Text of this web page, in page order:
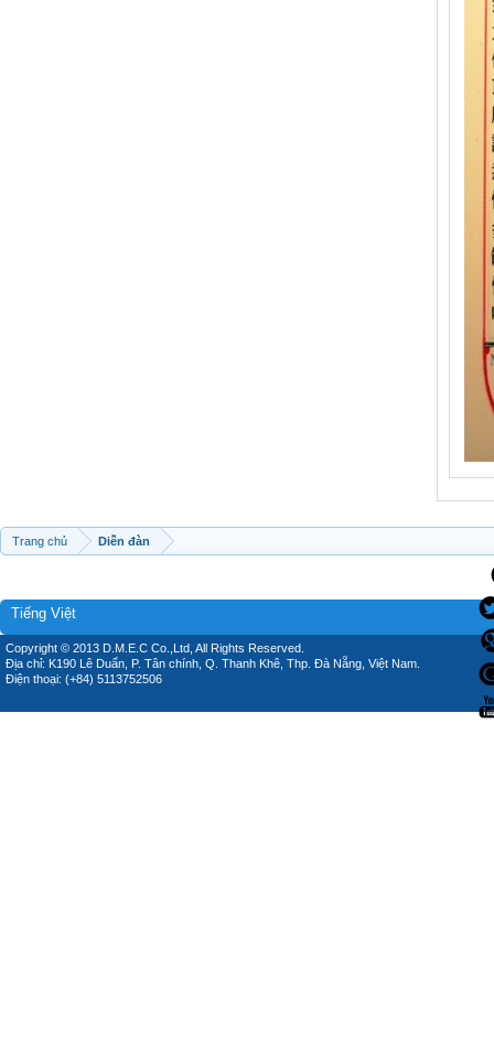
Trang chủ Diễn đàn
Tiếng Việt
Copyright © 2013 D.M.E.C Co.,Ltd, All Rights Reserved.
Địa chỉ: K190 Lê Duẩn, P. Tân chính, Q. Thanh Khê, Thp. Đà Nẵng, Việt Nam.
Điện thoại: (+84) 5113752506